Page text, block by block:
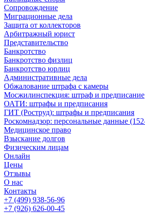
Сопровождение
Миграционные дела
Защита от коллекторов
Арбитражный юрист
Представительство
Банкротство
Банкротство физлиц
Банкротство юрлиц
Административные дела
Обжалование штрафа с камеры
Мосжилинспекция: штраф и предписание
ОАТИ: штрафы и предписания
ГИТ (Роструд): штрафы и предписания
Роскомнадзор: персональные данные
Медицинское право
Взыскание долгов
Физическим лицам
Онлайн
Цены
Отзывы
О нас
Контакты
+7 (499) 938-56-96
+7 (926) 626-00-45